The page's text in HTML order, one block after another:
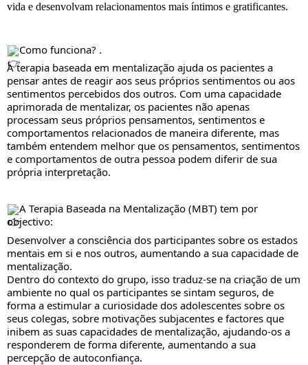
vida e desenvolvam relacionamentos mais íntimos e gratificantes.
Como funciona? .
A terapia baseada em mentalização ajuda os pacientes a
pensar antes de reagir aos seus próprios sentimentos ou aos
sentimentos percebidos dos outros. Com uma capacidade
aprimorada de mentalizar, os pacientes não apenas
processam seus próprios pensamentos, sentimentos e
comportamentos relacionados de maneira diferente, mas
também entendem melhor que os pensamentos, sentimentos
e comportamentos de outra pessoa podem diferir de sua
própria interpretação.
A Terapia Baseada na Mentalização (MBT) tem por
objectivo:
Desenvolver a consciência dos participantes sobre os estados
mentais em si e nos outros, aumentando a sua capacidade de
mentalização.
Dentro do contexto do grupo, isso traduz-se na criação de um
ambiente no qual os participantes se sintam seguros, de
forma a estimular a curiosidade dos adolescentes sobre os
seus colegas, sobre motivações subjacentes e factores que
inibem as suas capacidades de mentalização, ajudando-os a
responderem de forma diferente, aumentando a sua
percepção de autoconfiança.